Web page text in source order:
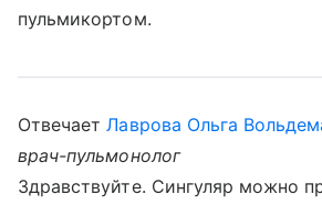
пульмикортом.
ОтвечаетЛаврова Ольга
врач-пульмонолог
Здравствуйте. Сингуляр можно